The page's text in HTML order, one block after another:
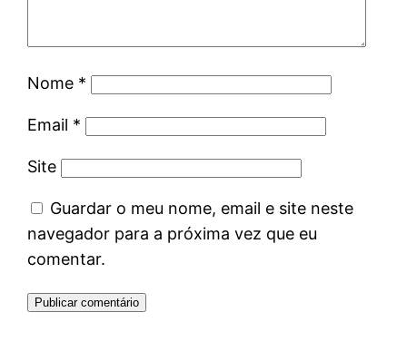
Nome *
Email *
Site
Guardar o meu nome, email e site neste
navegador para a próxima vez que eu
comentar.